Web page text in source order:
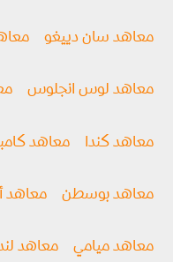
معاهد سان دييغو
معاهد لوس انجلوس
معاهد كندا معاهد
معاهد بوسطن معاهد
معاهد ميامي معاهد